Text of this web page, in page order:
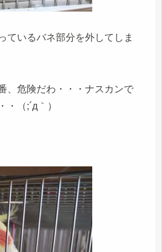
ているバネ部分を外してしま
、危険だわ・・・ナスカンで
・（;´д｀）